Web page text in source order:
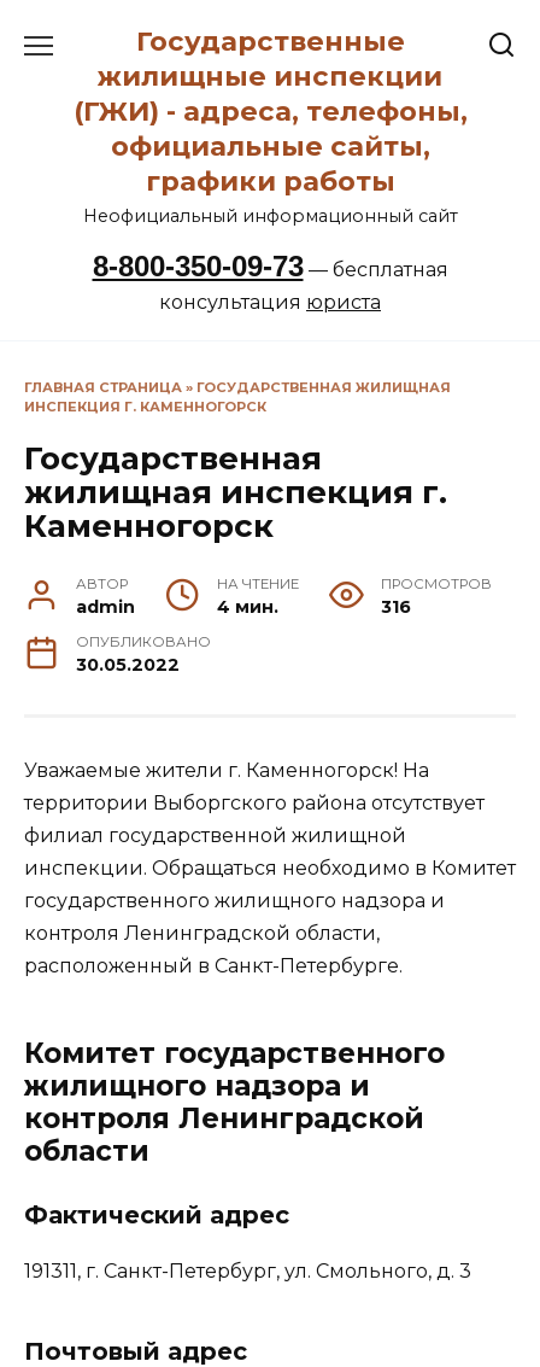
содержанию
Государственные
жилищные инспекции
(ГЖИ) - адреса, телефоны,
официальные сайты,
графики работы
Неофициальный информационный сайт
8-800-350-09-73— бесплатная
консультация юриста
ГЛАВНАЯ СТРАНИЦА » ГОСУДАРСТВЕННАЯ ЖИЛИЩНАЯ
ИНСПЕКЦИЯ Г. КАМЕННОГОРСК
Государственная
жилищная инспекция г.
Каменногорск
АВТОР
admin
НА ЧТЕНИЕ
4 мин.
ПРОСМОТРОВ
316
ОПУБЛИКОВАНО
30.05.2022
Уважаемые жители г. Каменногорск! На
территории Выборгского района отсутствует
филиал государственной жилищной
инспекции. Обращаться необходимо в Комитет
государственного жилищного надзора и
контроля Ленинградской области,
расположенный в Санкт-Петербурге.
Комитет государственного
жилищного надзора и
контроля Ленинградской
области
Фактический адрес
191311, г. Санкт-Петербург, ул. Смольного, д. 3
Почтовый адрес